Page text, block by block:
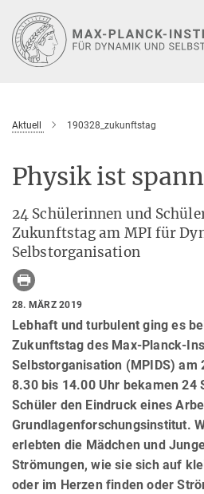
Hauptinhalt
Aktuell 190328_zukunftstag
Physik ist
24 Schülerinnen und
Zukunftstag am MPI für
Selbstorganisation
28. MÄRZ 2019
Lebhaft und turbulent ging es
Zukunftstag des Max-Planck-
Selbstorganisation (MPIDS) am
8.30 bis 14.00 Uhr bekamen 24
Schüler den Eindruck eines
Grundlagenforschungsinstitut.
erlebten die Mädchen und
Strömungen, wie sie sich auf
oder im Herzen finden oder